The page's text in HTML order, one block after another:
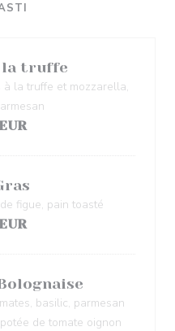
la truffe
la truffe et mozzarella,
figue, pain toasté
basilic, parmesan
de tomate oignon